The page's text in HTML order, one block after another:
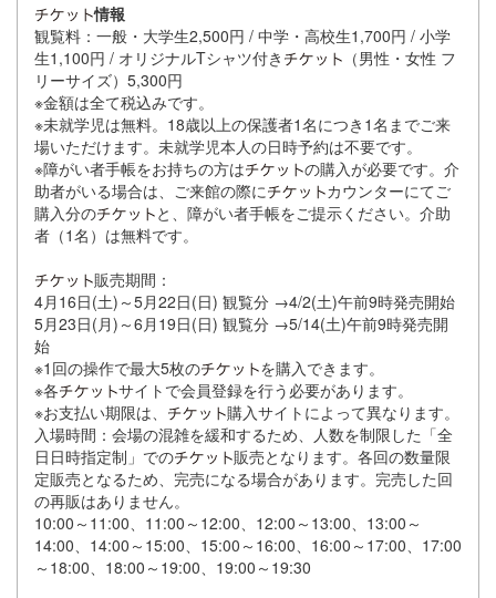
情報
観覧料：一般・大学生2,500円 / 中学・高校生1,700円 / 小学
生1,100円 / オリジナルTシャツ付き
（男性・女性 フ
リーサイズ）5,300円
※金額は全て税込みです。
※未就学児は無料。18歳以上の保護者1名につき1名までご来
場いただけます。未就学児本人の日時予約は不要です。
※障がい者手帳をお持ちの方は
の購入が必要です。介
助者がいる場合は、ご来館の際に
カウンターにてご
購入分の
と、障がい者手帳をご提示ください。介助
者（1名）は無料です。
販売期間：
4月16日(土)～5月22日(日) 観覧分 →4/2(土)午前9時発売開始
5月23日(月)～6月19日(日) 観覧分 →5/14(土)午前9時発売開
始
※1回の操作で最大5枚の
を購入できます。
※各
サイトで会員登録を行う必要があります。
※お支払い期限は、
購入サイトによって異なります。
入場時間：会場の混雑を緩和するため、人数を制限した「全
日日時指定制」での
販売となります。各回の数量限
定販売となるため、完売になる場合があります。完売した回
の再販はありません。
10:00～11:00、11:00～12:00、12:00～13:00、13:00～
14:00、14:00～15:00、15:00～16:00、16:00～17:00、17:00
～18:00、18:00～19:00、19:00～19:30